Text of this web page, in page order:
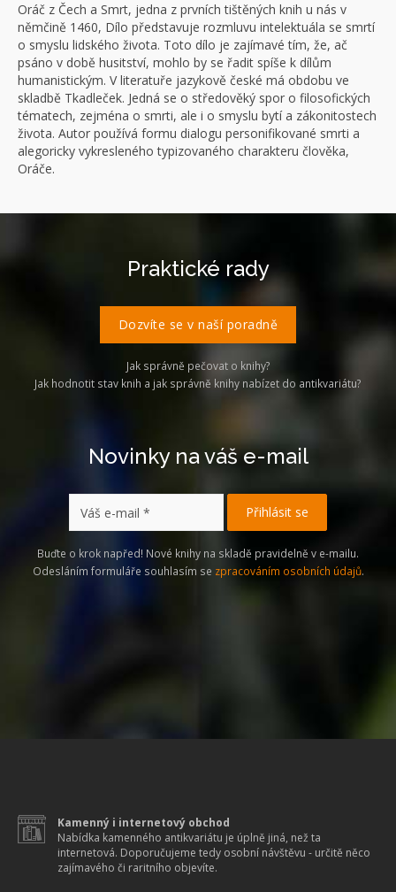
Oráč z Čech a Smrt, jedna z prvních tištěných knih u nás v
němčině 1460, Dílo představuje rozmluvu intelektuála se smrtí
o smyslu lidského života. Toto dílo je zajímavé tím, že, ač
psáno v době husitství, mohlo by se řadit spíše k dílům
humanistickým. V literatuře jazykově české má obdobu ve
skladbě Tkadleček. Jedná se o středověký spor o filosofických
tématech, zejména o smrti, ale i o smyslu bytí a zákonitostech
života. Autor používá formu dialogu personifikované smrti a
alegoricky vykresleného typizovaného charakteru člověka,
Oráče.
Praktické rady
Dozvíte se v naší poradně
Jak správně pečovat o knihy?
Jak hodnotit stav knih a jak správně knihy nabízet do antikvariátu?
Novinky na váš e-mail
Buďte o krok napřed! Nové knihy na skladě pravidelně v e-mailu.
Odesláním formuláře souhlasím se zpracováním osobních údajů.
Kamenný i internetový obchod
Nabídka kamenného antikvariátu je úplně jiná, než ta
internetová. Doporučujeme tedy osobní návštěvu - určitě něco
zajímavého či raritního objevíte.